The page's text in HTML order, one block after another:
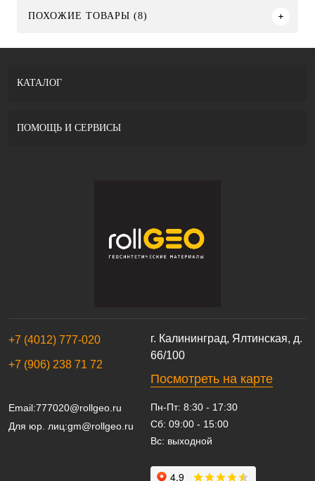
ПОХОЖИЕ ТОВАРЫ (8)
г. Калининград, Ялтинская, д.
66/100
Посмотреть на карте
+7 (4012) 777-020
+7 (906) 238 71 72
Email:777020@rollgeo.ru
Для юр. лиц:gm@rollgeo.ru
Пн-Пт: 8:30 - 17:30
Сб: 09:00 - 15:00
Вс: выходной
КАТАЛОГ
ПОМОЩЬ И СЕРВИСЫ